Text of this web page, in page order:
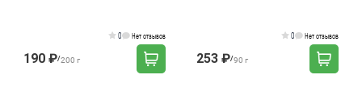
0 Нет отзывов
190 ₽/200 г
0 Нет отзывов
253 ₽/90 г